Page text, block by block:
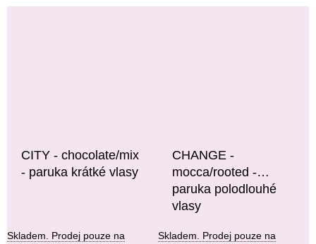
CITY - chocolate/mix
- paruka krátké vlasy
Skladem. Prodej pouze na
CHANGE -
mocca/rooted -
paruka polodlouhé
vlasy
Skladem. Prodej pouze na